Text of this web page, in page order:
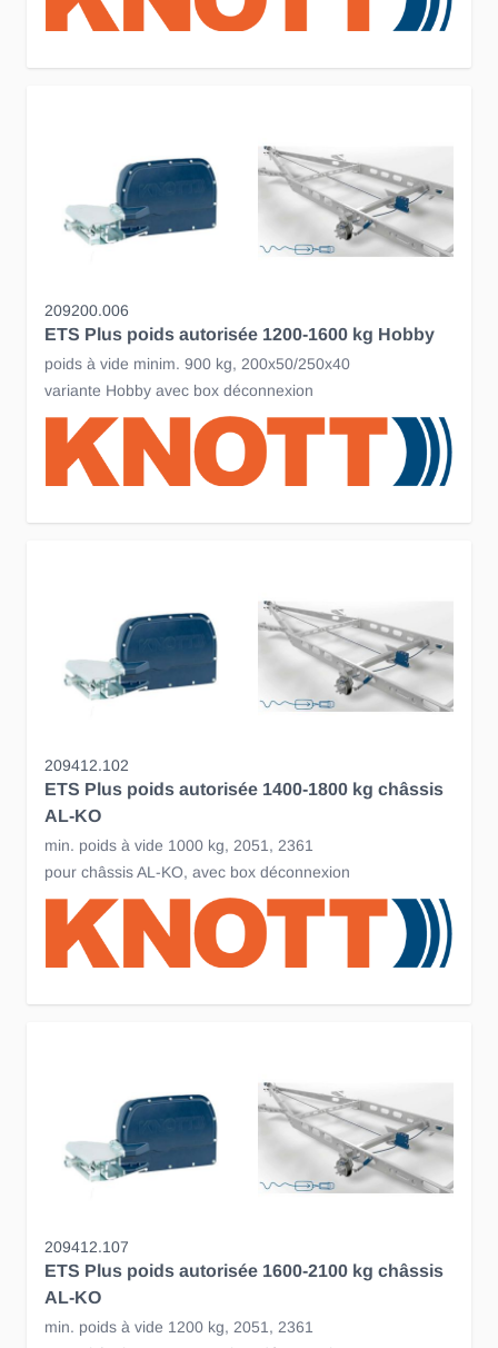
209200.006
ETS Plus poids autorisée 1200-1600 kg Hobby
poids à vide minim. 900 kg, 200x50/250x40
variante Hobby avec box déconnexion
209412.102
ETS Plus poids autorisée 1400-1800 kg châssis
AL-KO
min. poids à vide 1000 kg, 2051, 2361
pour châssis AL-KO, avec box déconnexion
209412.107
ETS Plus poids autorisée 1600-2100 kg châssis
AL-KO
min. poids à vide 1200 kg, 2051, 2361